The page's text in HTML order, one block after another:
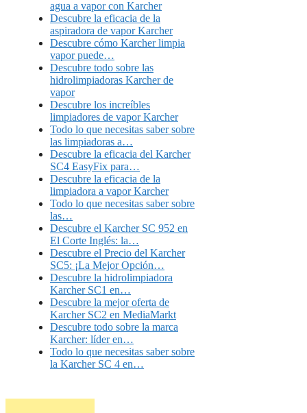
agua a vapor con Karcher
Descubre la eficacia de la
aspiradora de vapor Karcher
Descubre cómo Karcher limpia
vapor puede…
Descubre todo sobre las
hidrolimpiadoras Karcher de
vapor
Descubre los increíbles
limpiadores de vapor Karcher
Todo lo que necesitas saber sobre
las limpiadoras a…
Descubre la eficacia del Karcher
SC4 EasyFix para…
Descubre la eficacia de la
limpiadora a vapor Karcher
Todo lo que necesitas saber sobre
las…
Descubre el Karcher SC 952 en
El Corte Inglés: la…
Descubre el Precio del Karcher
SC5: ¡La Mejor Opción…
Descubre la hidrolimpiadora
Karcher SC1 en…
Descubre la mejor oferta de
Karcher SC2 en MediaMarkt
Descubre todo sobre la marca
Karcher: líder en…
Todo lo que necesitas saber sobre
la Karcher SC 4 en…